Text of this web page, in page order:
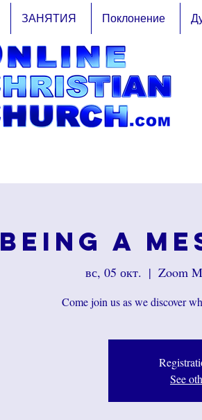
ЗАНЯТИЯ Поклонение
Being a
вс, 05 окт.
  |
Zoom
Come join us as we discover
See